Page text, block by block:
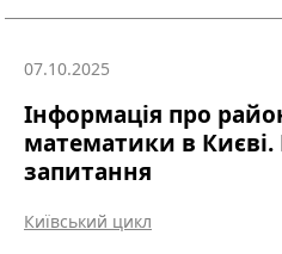
07.10.2025
Інформація про
математики в Києві.
запитання
Київський цикл